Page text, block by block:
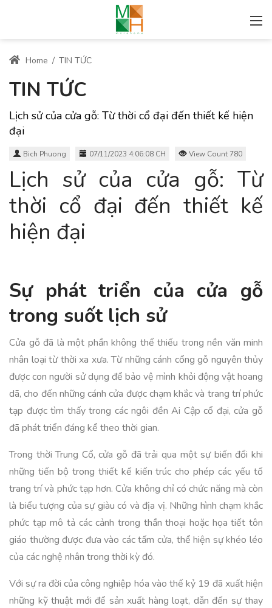
Home / TIN TỨC
TIN TỨC
Lịch sử của cửa gỗ: Từ thời cổ đại đến thiết kế hiện
đại
Bich Phuong 07/11/2023 4:06:08 CH View Count 780
Lịch sử của cửa gỗ: Từ
thời cổ đại đến thiết kế
hiện đại
Sự phát triển của cửa gỗ
trong suốt lịch sử
Cửa gỗ đã là một phần không thể thiếu trong nền văn minh
nhân loại từ thời xa xưa. Từ những cánh cổng gỗ nguyên thủy
được con người sử dụng để bảo vệ mình khỏi động vật hoang
dã, cho đến những cánh cửa được chạm khắc và trang trí phức
tạp được tìm thấy trong các ngôi đền Ai Cập cổ đại, cửa gỗ
đã phát triển đáng kể theo thời gian.
Trong thời Trung Cổ, cửa gỗ đã trải qua một sự biến đổi khi
những tiến bộ trong thiết kế kiến trúc cho phép các yếu tố
trang trí và phức tạp hơn. Cửa không chỉ có chức năng mà còn
là biểu tượng của sự giàu có và địa vị. Những hình chạm khắc
phức tạp mô tả các cảnh trong thần thoại hoặc họa tiết tôn
giáo thường được đưa vào các tấm cửa, thể hiện sự khéo léo
của các nghệ nhân trong thời kỳ đó.
Với sự ra đời của công nghiệp hóa vào thế kỷ 19 đã xuất hiện
những kỹ thuật mới để sản xuất hàng loạt, dẫn đến sự thay